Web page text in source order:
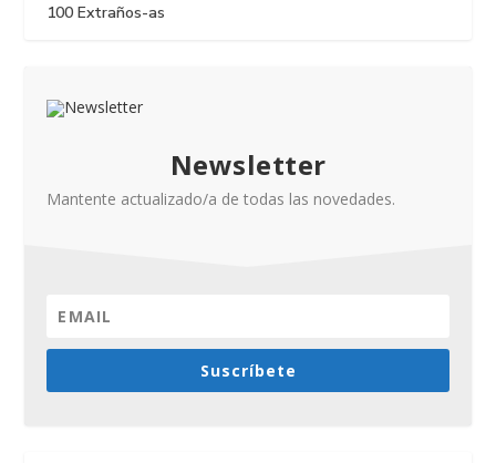
100 Extraños-as
Newsletter
Mantente actualizado/a de todas las novedades.
Suscríbete